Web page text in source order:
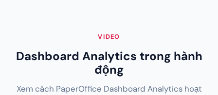
VIDEO
Dashboard Analytics trong hành
động
Xem cách PaperOffice Dashboard Analytics hoạt